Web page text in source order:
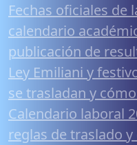
Fechas oficiales de
calendario
publicación de
Ley Emiliani y
se trasladan y
Calendario laboral
reglas de traslado